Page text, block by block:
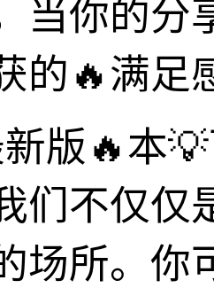
当你的分
的🔥满足
版🔥本
们不仅仅
场所。你